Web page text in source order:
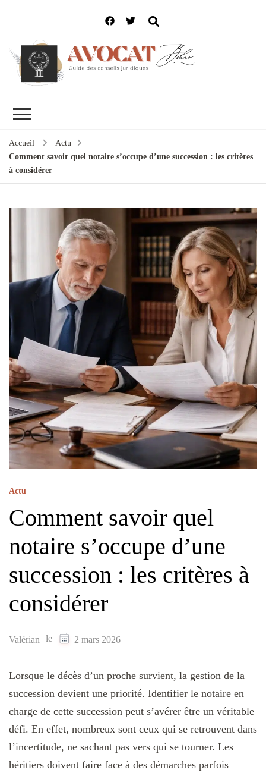
Accueil
Actu
Comment savoir quel notaire s’occupe d’une succession : les critères
à considérer
Actu
Comment savoir quel
notaire s’occupe d’une
succession : les critères à
considérer
Valérian le 2 mars 2026
Lorsque le décès d’un proche survient, la gestion de la
succession devient une priorité. Identifier le notaire en
charge de cette succession peut s’avérer être un véritable
défi. En effet, nombreux sont ceux qui se retrouvent dans
l’incertitude, ne sachant pas vers qui se tourner. Les
héritiers doivent faire face à des démarches parfois